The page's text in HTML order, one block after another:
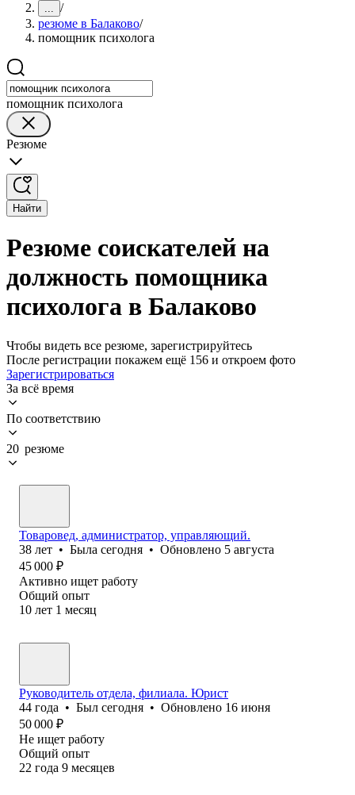
... /
резюме в Балаково/
помощник психолога
помощник психолога
Резюме
Найти
Резюме соискателей на
должность помощника
психолога в Балаково
Чтобы видеть все резюме, зарегистрируйтесь
После регистрации покажем ещё 156 и откроем фото
Зарегистрироваться
За всё время
По соответствию
20 резюме
Товаровед, администратор, управляющий.
38 лет • Была сегодня • Обновлено 5 августа
45 000 ₽
Активно ищет работу
Общий опыт
10 лет 1 месяц
Руководитель отдела, филиала. Юрист
44 года • Был сегодня • Обновлено 16 июня
50 000 ₽
Не ищет работу
Общий опыт
22 года 9 месяцев